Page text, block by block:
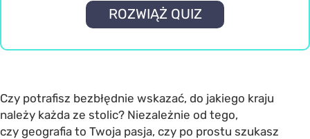
ROZWIĄŻ QUIZ
Czy potrafisz bezbłędnie wskazać, do jakiego kraju
należy każda ze stolic? Niezależnie od tego,
czy geografia to Twoja pasja, czy po prostu szukasz